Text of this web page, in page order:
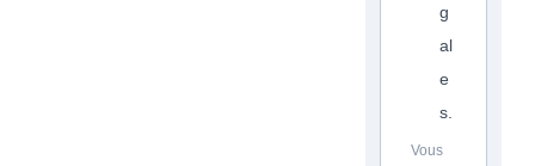
g
al
e
s.
Vous